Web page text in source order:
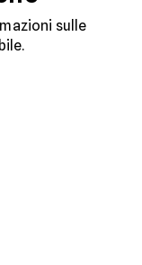
pericolo e a usare gli
strumenti giusti per
bloccare finalmente
contatti
sulle